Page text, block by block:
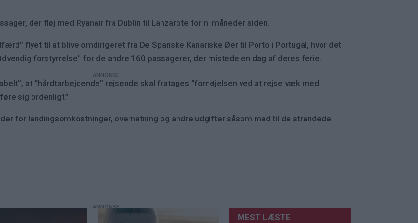
der fløj med Ryanair fra Dublin til Lanzarote for ni måneder siden.
flyet til at blive omdirigeret fra De Spanske Kanariske Øer til Porto i Portugal, hvor det
forstyrrelse” for de andre 160 passagerer, der mistede en dag af deres ferie.
at “hårdtarbejdende” rejsende skal fratages “fornøjelsen ved at rejse væk med
sig ordenligt.”
for landingsomkostninger, overnatning og andre udgifter såsom mad til de strandede
MEST LÆSTE